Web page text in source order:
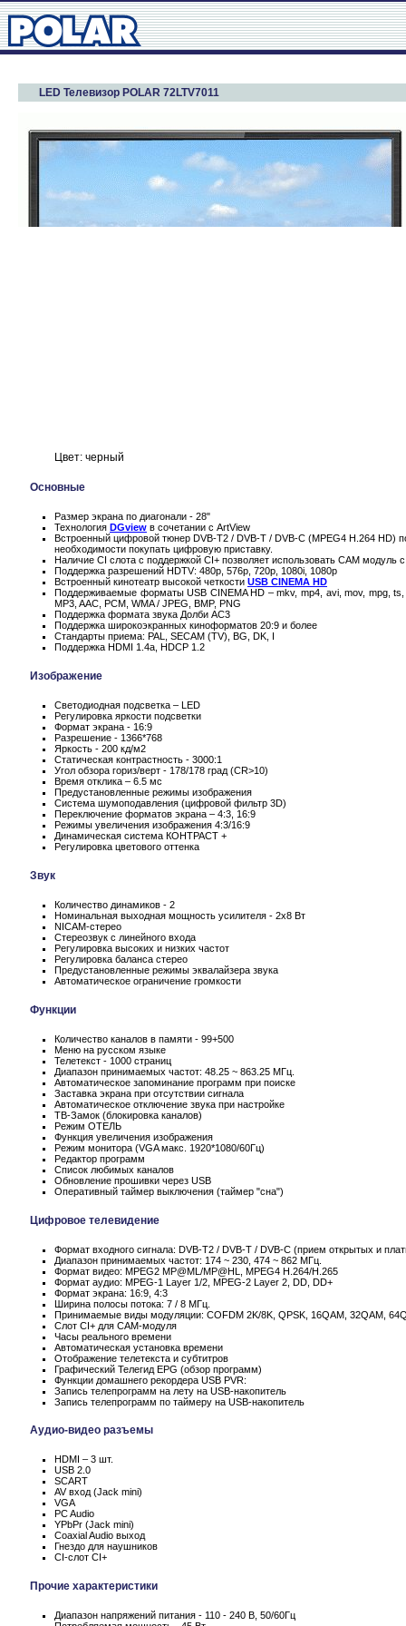
LED Телевизор POLAR 72LTV7011
Цвет: черный
Основные
Размер экрана по диагонали - 28"
Технология DGview в сочетании с ArtView
Встроенный цифровой тюнер DVB-T2 / DVB-T / DVB-C (MPEG4 H.264 HD)
необходимости покупать цифровую приставку.
Наличие CI слота с поддержкой CI+ позволяет использовать CAM
Поддержка разрешений HDTV: 480p, 576p, 720p, 1080i, 1080p
Встроенный кинотеатр высокой четкости USB CINEMA HD
Поддерживаемые форматы USB CINEMA HD – mkv, mp4, avi, mov, mpg,
MP3, AAC, PCM, WMA / JPEG, BMP, PNG
Поддержка формата звука Долби AC3
Поддержка широкоэкранных киноформатов 20:9 и более
Стандарты приема: PAL, SECAM (TV), BG, DK, I
Поддержка HDMI 1.4a, HDCP 1.2
Изображение
Светодиодная подсветка – LED
Регулировка яркости подсветки
Формат экрана - 16:9
Разрешение - 1366*768
Яркость - 200 кд/м2
Статическая контрастность - 3000:1
Угол обзора гориз/верт - 178/178 град (CR>10)
Время отклика – 6.5 мс
Предустановленные режимы изображения
Система шумоподавления (цифровой фильтр 3D)
Переключение форматов экрана – 4:3, 16:9
Режимы увеличения изображения 4:3/16:9
Динамическая система КОНТРАСТ +
Регулировка цветового оттенка
Звук
Количество динамиков - 2
Номинальная выходная мощность усилителя - 2x8 Вт
NICAM-стерео
Стереозвук с линейного входа
Регулировка высоких и низких частот
Регулировка баланса стерео
Предустановленные режимы эквалайзера звука
Автоматическое ограничение громкости
Функции
Количество каналов в памяти - 99+500
Меню на русском языке
Телетекст - 1000 страниц
Диапазон принимаемых частот: 48.25 ~ 863.25 МГц.
Автоматическое запоминание программ при поиске
Заставка экрана при отсутствии сигнала
Автоматическое отключение звука при настройке
ТВ-Замок (блокировка каналов)
Режим ОТЕЛЬ
Функция увеличения изображения
Режим монитора (VGA макс. 1920*1080/60Гц)
Редактор программ
Список любимых каналов
Обновление прошивки через USB
Оперативный таймер выключения (таймер "сна")
Цифровое телевидение
Формат входного сигнала: DVB-T2 / DVB-T / DVB-C (прием открытых и
Диапазон принимаемых частот: 174 ~ 230, 474 ~ 862 МГц.
Формат видео: MPEG2 MP@ML/MP@HL, MPEG4 H.264/H.265
Формат аудио: MPEG-1 Layer 1/2, MPEG-2 Layer 2, DD, DD+
Формат экрана: 16:9, 4:3
Ширина полосы потока: 7 / 8 МГц.
Принимаемые виды модуляции: COFDM 2K/8K, QPSK, 16QAM, 32QAM,
Слот CI+ для CAM-модуля
Часы реального времени
Автоматическая установка времени
Отображение телетекста и субтитров
Графический Телегид EPG (обзор программ)
Функции домашнего рекордера USB PVR:
Запись телепрограмм на лету на USB-накопитель
Запись телепрограмм по таймеру на USB-накопитель
Аудио-видео разъемы
HDMI – 3 шт.
USB 2.0
SCART
AV вход (Jack mini)
VGA
PC Audio
YPbPr (Jack mini)
Coaxial Audio выход
Гнездо для наушников
CI-слот CI+
Прочие характеристики
Диапазон напряжений питания - 110 - 240 В, 50/60Гц